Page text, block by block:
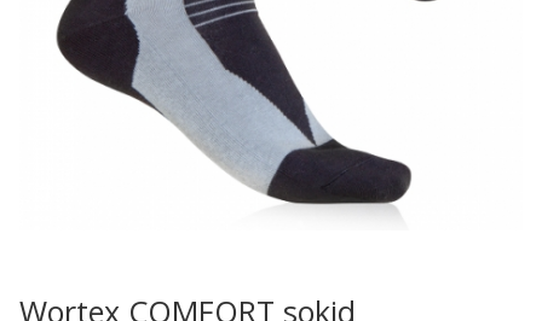
Wortex COMFORT sokid